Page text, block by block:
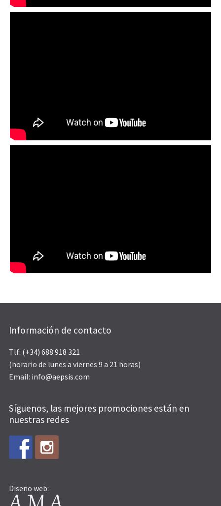
Información de contacto
Tlf: (+34) 688 918 321
(horario de lunes a viernes 9 a 21 horas)
Email: info@aepsis.com
Síguenos, las mejores promociones están en
nuestras redes
Diseño web: